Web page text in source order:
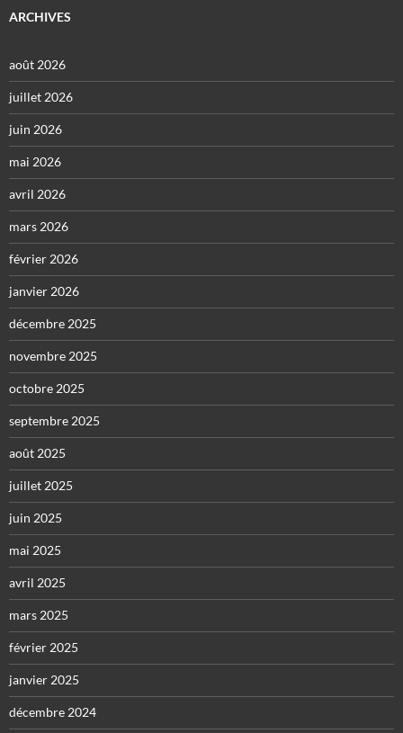
ARCHIVES
août 2026
juillet 2026
juin 2026
mai 2026
avril 2026
mars 2026
février 2026
janvier 2026
décembre 2025
novembre 2025
octobre 2025
septembre 2025
août 2025
juillet 2025
juin 2025
mai 2025
avril 2025
mars 2025
février 2025
janvier 2025
décembre 2024